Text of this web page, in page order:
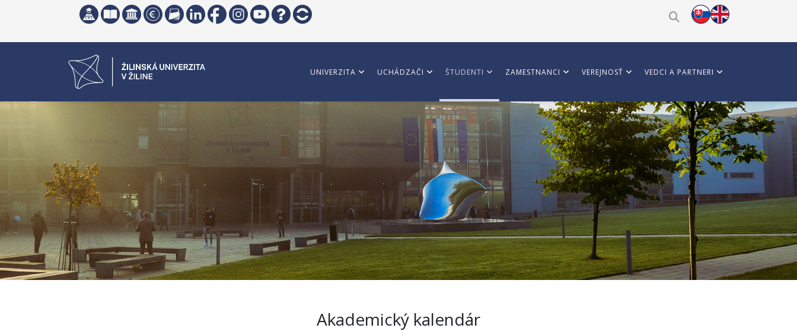
UNIVERZITA UCHÁDZAČI ŠTUDENTI ZAMESTNANCI VEREJNOSŤ VEDCI A PARTNERI
Akademický kalendár